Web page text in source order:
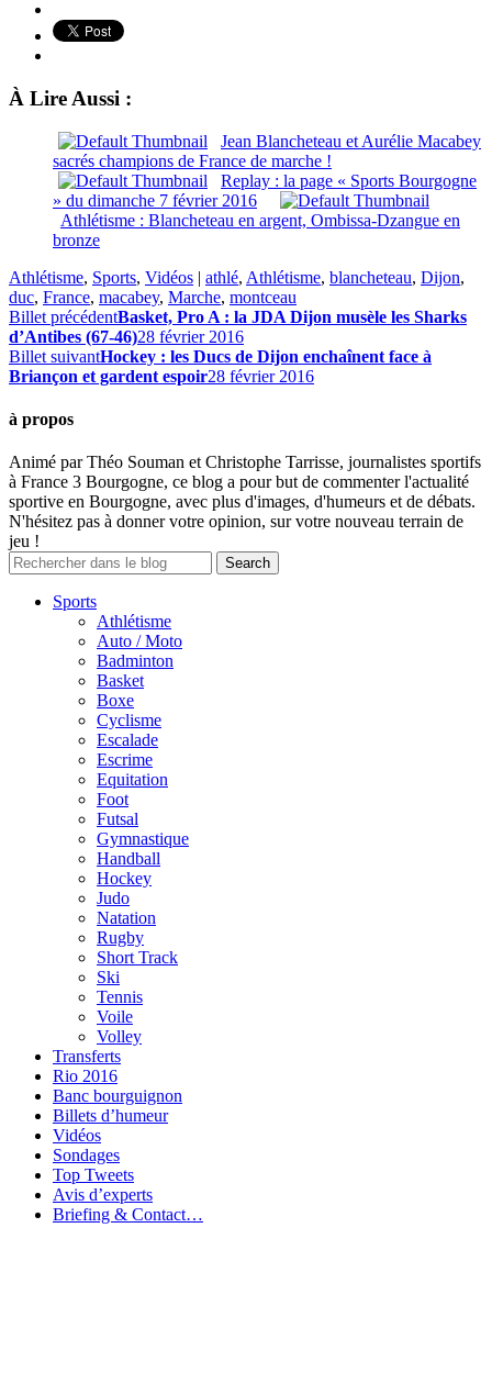
À Lire Aussi :
Jean Blancheteau et Aurélie Macabey
sacrés champions de France de marche !
Replay : la page « Sports Bourgogne
» du dimanche 7 février 2016
Athlétisme : Blancheteau en argent, Ombissa-Dzangue en
bronze
Athlétisme, Sports, Vidéos | athlé, Athlétisme, blancheteau, Dijon,
duc, France, macabey, Marche, montceau
Billet précédentBasket, Pro A : la JDA Dijon musèle les Sharks
d’Antibes (67-46)28 février 2016
Billet suivantHockey : les Ducs de Dijon enchaînent face à
Briançon et gardent espoir28 février 2016
à propos
Animé par Théo Souman et Christophe Tarrisse, journalistes sportifs
à France 3 Bourgogne, ce blog a pour but de commenter l'actualité
sportive en Bourgogne, avec plus d'images, d'humeurs et de débats.
N'hésitez pas à donner votre opinion, sur votre nouveau terrain de
jeu !
Sports
Athlétisme
Auto / Moto
Badminton
Basket
Boxe
Cyclisme
Escalade
Escrime
Equitation
Foot
Futsal
Gymnastique
Handball
Hockey
Judo
Natation
Rugby
Short Track
Ski
Tennis
Voile
Volley
Transferts
Rio 2016
Banc bourguignon
Billets d’humeur
Vidéos
Sondages
Top Tweets
Avis d’experts
Briefing & Contact…